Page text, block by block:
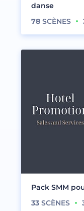
danse
78 SCÈNES
Pack SMM
33 SCÈNES